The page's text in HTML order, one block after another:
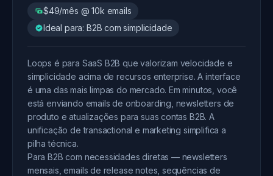
$49/mês @ 10k emails
Ideal para: B2B com simplicidade
Loops é para SaaS B2B que valorizam velocidade e
simplicidade acima de recursos enterprise. A interface
é uma das mais limpas do mercado. Em minutos, você
está enviando emails de onboarding, newsletters de
produto e atualizações para suas contas B2B. A
unificação de transactional e marketing simplifica a
pilha técnica.
Para B2B com necessidades diretas — newsletters
mensais, emails de release notes, sequências de